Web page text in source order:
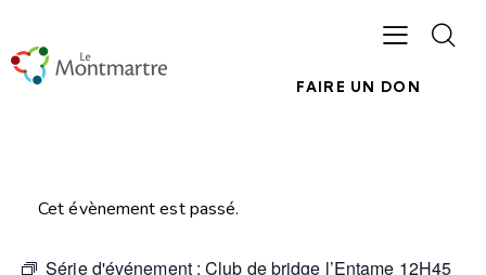
FAIRE UN DON
Cet évènement est passé.
Série d'événement :Club de bridge l’Entame 12H45